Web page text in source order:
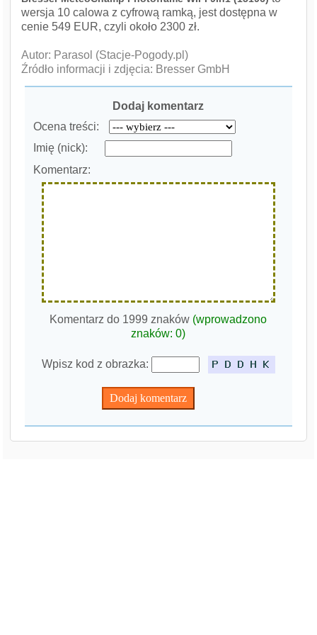
wersja 10 calowa z cyfrową ramką, jest dostępna w
cenie 549 EUR, czyli około 2300 zł.
Autor: Parasol (Stacje-Pogody.pl)
Źródło informacji i zdjęcia: Bresser GmbH
Dodaj komentarz
Ocena treści:
Imię (nick):
Komentarz:
Komentarz do 1999 znaków (wprowadzono
znaków:0)
Wpisz kod z obrazka: